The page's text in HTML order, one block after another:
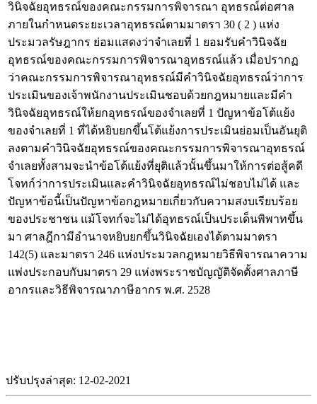
วินิจฉัยอุทธรณ์ของคณะกรรมการพิจารณา อุทธรณ์ต่อศาล
ภายในกำหนดระยะเวลาอุทธรณ์ตามมาตรา 30 ( 2 ) แห่ง
ประมวลรัษฎากร ย่อมแสดงว่าจำเลยที่ 1 ยอมรับคำวินิจฉัย
อุทธรณ์ของคณะกรรมการพิจารณาอุทธรณ์แล้ว เมื่อปรากฏ
ว่าคณะกรรมการพิจารณาอุทธรณ์มีคำวินิจฉัยอุทธรณ์ว่าการ
ประเมินของเจ้าพนักงานประเมินชอบด้วยกฎหมายและมีคำ
วินิจฉัยอุทธรณ์ให้ยกอุทธรณ์ของจำเลยที่ 1 ปัญหาข้อโต้แย้ง
ของจำเลยที่ 1 ที่ได้หยิบยกขึ้นโต้แย้งการประเมินย่อมเป็นอันยุติ
ลงตามคำวินิจฉัยอุทธรณ์ของคณะกรรมการพิจารณาอุทธรณ์
จำเลยทั้งสามจะนำข้อโต้แย้งที่ยุติแล้วนั้นขึ้นมาให้การต่อสู้คดี
โจทก์ว่าการประเมินและคำวินิจฉัยอุทธรณ์ไม่ชอบไม่ได้ และ
ปัญหาข้อนี้เป็นปัญหาข้อกฎหมายเกี่ยวกับความสงบเรียบร้อย
ของประชาชน แม้โจทก์จะไม่ได้อุทธรณ์เป็นประเด็นพิพาทขึ้น
มา ศาลฎีกามีอำนาจหยิบยกขึ้นวินิจฉัยเองได้ตามมาตรา
142(5) และมาตรา 246 แห่งประมวลกฎหมายวิธีพิจารณาความ
แพ่งประกอบกับมาตรา 29 แห่งพระราชบัญญัติจัดตั้งศาลภาษี
อากรและวิธีพิจารณาภาษีอากร พ.ศ. 2528
ปรับปรุงล่าสุด: 12-02-2021